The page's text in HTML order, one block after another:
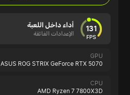
131
FPS
أداء داخل اللعبة
الإعدادات الفائقة
GPU
ASUS ROG STRIX GeForce RTX 5070
CPU
AMD Ryzen 7 7800X3D